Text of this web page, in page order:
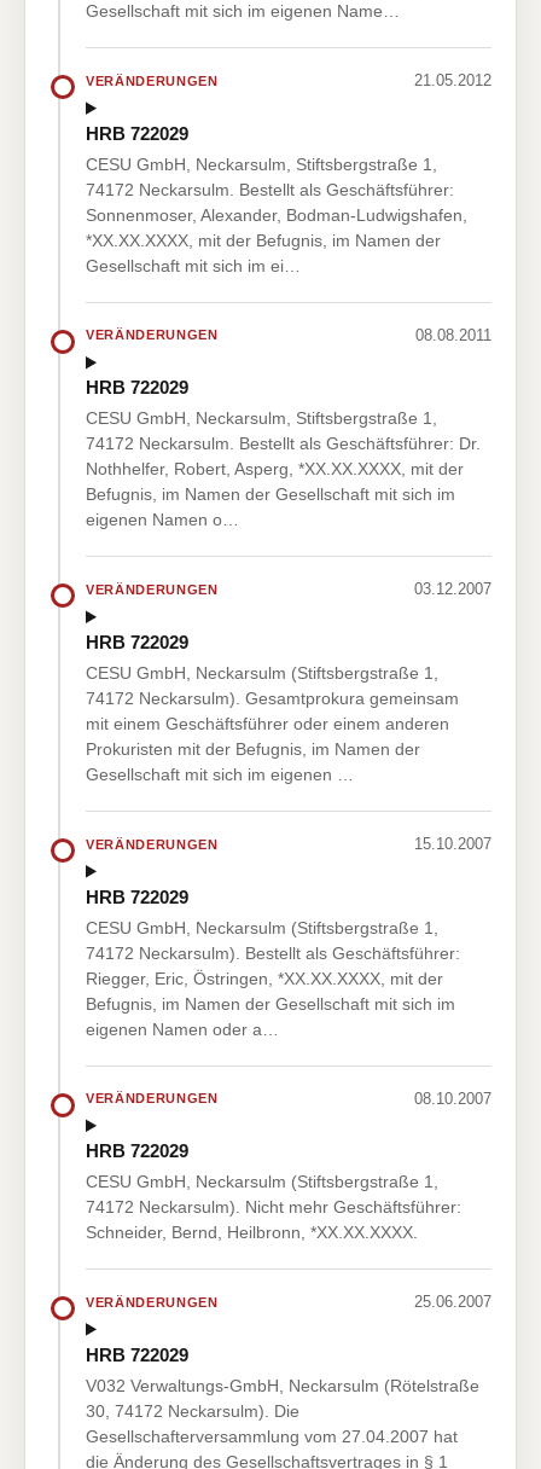
Gesellschaft mit sich im eigenen Name…
VERÄNDERUNGEN 21.05.2012
HRB 722029
CESU GmbH, Neckarsulm, Stiftsbergstraße 1,
74172 Neckarsulm. Bestellt als Geschäftsführer:
Sonnenmoser, Alexander, Bodman-Ludwigshafen,
*XX.XX.XXXX, mit der Befugnis, im Namen der
Gesellschaft mit sich im ei…
VERÄNDERUNGEN 08.08.2011
HRB 722029
CESU GmbH, Neckarsulm, Stiftsbergstraße 1,
74172 Neckarsulm. Bestellt als Geschäftsführer: Dr.
Nothhelfer, Robert, Asperg, *XX.XX.XXXX, mit der
Befugnis, im Namen der Gesellschaft mit sich im
eigenen Namen o…
VERÄNDERUNGEN 03.12.2007
HRB 722029
CESU GmbH, Neckarsulm (Stiftsbergstraße 1,
74172 Neckarsulm). Gesamtprokura gemeinsam
mit einem Geschäftsführer oder einem anderen
Prokuristen mit der Befugnis, im Namen der
Gesellschaft mit sich im eigenen …
VERÄNDERUNGEN 15.10.2007
HRB 722029
CESU GmbH, Neckarsulm (Stiftsbergstraße 1,
74172 Neckarsulm). Bestellt als Geschäftsführer:
Riegger, Eric, Östringen, *XX.XX.XXXX, mit der
Befugnis, im Namen der Gesellschaft mit sich im
eigenen Namen oder a…
VERÄNDERUNGEN 08.10.2007
HRB 722029
CESU GmbH, Neckarsulm (Stiftsbergstraße 1,
74172 Neckarsulm). Nicht mehr Geschäftsführer:
Schneider, Bernd, Heilbronn, *XX.XX.XXXX.
VERÄNDERUNGEN 25.06.2007
HRB 722029
V032 Verwaltungs-GmbH, Neckarsulm (Rötelstraße
30, 74172 Neckarsulm). Die
Gesellschafterversammlung vom 27.04.2007 hat
die Änderung des Gesellschaftsvertrages in § 1